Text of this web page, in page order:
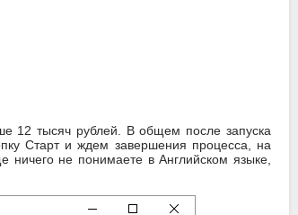
12 тысяч рублей. В общем после запуска
Старт и ждем завершения процесса, на
ничего не понимаете в Английском языке,